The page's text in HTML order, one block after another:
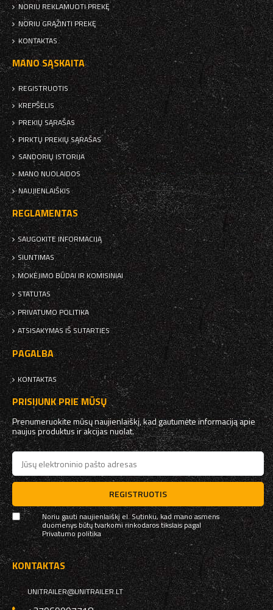
NORIU REKLAMUOTI PREKĘ
NORIU GRĄŽINTI PREKĘ
KONTAKTAS
MANO SĄSKAITA
REGISTRUOTIS
KREPŠELIS
PREKIŲ SĄRAŠAS
PIRKTŲ PREKIŲ SĄRAŠAS
SANDORIŲ ISTORIJA
MANO NUOLAIDOS
NAUJIENLAIŠKIS
REGLAMENTAS
SAUGOKITE INFORMACIJĄ
SIUNTIMAS
MOKĖJIMO BŪDAI IR KOMISINIAI
STATUTAS
PRIVATUMO POLITIKA
ATSISAKYMAS IŠ SUTARTIES
PAGALBA
KONTAKTAS
PRISIJUNK PRIE MŪSŲ
Prenumeruokite mūsų naujienlaiškį, kad gautumėte informaciją apie
naujus produktus ir akcijas nuolat.
REGISTRUOTIS
Noriu gauti naujienlaiškį el. Sutinku, kad mano asmens
duomenys būtų tvarkomi rinkodaros tikslais pagal
Privatumo politika
KONTAKTAS
UNITRAILER@UNITRAILER.LT